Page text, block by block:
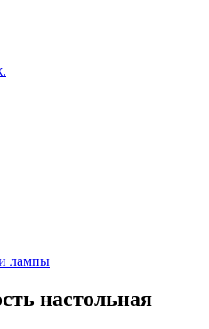
лампы
настольная